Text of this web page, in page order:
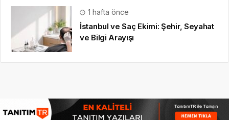
1 hafta önce
İstanbul ve Saç Ekimi: Şehir, Seyahat
ve Bilgi Arayışı